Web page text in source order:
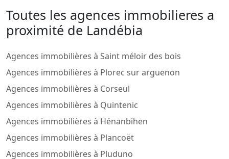
Toutes les agences immobilieres a
proximité de Landébia
Agences immobilières à Saint méloir des bois
Agences immobilières à Plorec sur arguenon
Agences immobilières à Corseul
Agences immobilières à Quintenic
Agences immobilières à Hénanbihen
Agences immobilières à Plancoët
Agences immobilières à Pluduno